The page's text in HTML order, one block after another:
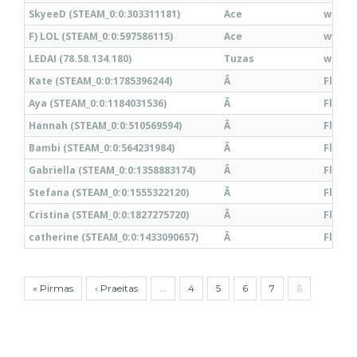
SkyeeD (STEAM_0:0:303311181)
Ace
wh
F) LOL (STEAM_0:0:597586115)
Ace
ww
LEDAI (78.58.134.180)
Tuzas
wh
Kate (STEAM_0:0:1785396244)
Â
Flood
Aya (STEAM_0:0:1184031536)
Â
Flood
Hannah (STEAM_0:0:510569594)
Â
Flood
Bambi (STEAM_0:0:564231984)
Â
Flood
Gabriella (STEAM_0:0:1358883174)
Â
Flood
Stefana (STEAM_0:0:1555322120)
Â
Flood
Cristina (STEAM_0:0:1827275720)
Â
Flood
catherine (STEAM_0:0:1433090657)
Â Flood
« Pirmas ‹ Praeitas … 4 5 6 7 8